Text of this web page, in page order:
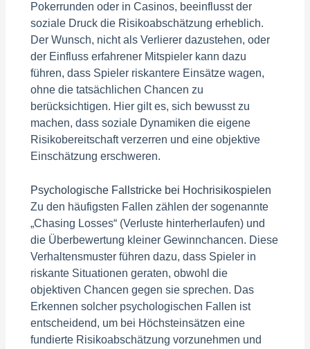
Pokerrunden oder in Casinos, beeinflusst der
soziale Druck die Risikoabschätzung erheblich.
Der Wunsch, nicht als Verlierer dazustehen, oder
der Einfluss erfahrener Mitspieler kann dazu
führen, dass Spieler riskantere Einsätze wagen,
ohne die tatsächlichen Chancen zu
berücksichtigen. Hier gilt es, sich bewusst zu
machen, dass soziale Dynamiken die eigene
Risikobereitschaft verzerren und eine objektive
Einschätzung erschweren.
Psychologische Fallstricke bei Hochrisikospielen
Zu den häufigsten Fallen zählen der sogenannte
„Chasing Losses“ (Verluste hinterherlaufen) und
die Überbewertung kleiner Gewinnchancen. Diese
Verhaltensmuster führen dazu, dass Spieler in
riskante Situationen geraten, obwohl die
objektiven Chancen gegen sie sprechen. Das
Erkennen solcher psychologischen Fallen ist
entscheidend, um bei Höchsteinsätzen eine
fundierte Risikoabschätzung vorzunehmen und